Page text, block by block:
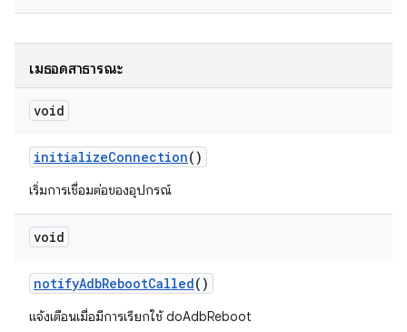
เมธอดสาธารณะ
void
initializeConnection()
เริ่มการเชื่อมต่อของอุปกรณ์
void
notifyAdbRebootCalled()
แจ้งเตือนเมื่อมีการเรียกใช้ doAdbReboot